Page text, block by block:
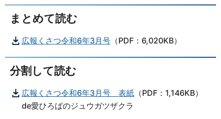
まとめて読む
広報くさつ令和6年3月号（PDF：6,020KB）
分割して読む
広報くさつ令和6年3月号 表紙（PDF：1,146KB）
de愛ひろばのジュウガツザクラ